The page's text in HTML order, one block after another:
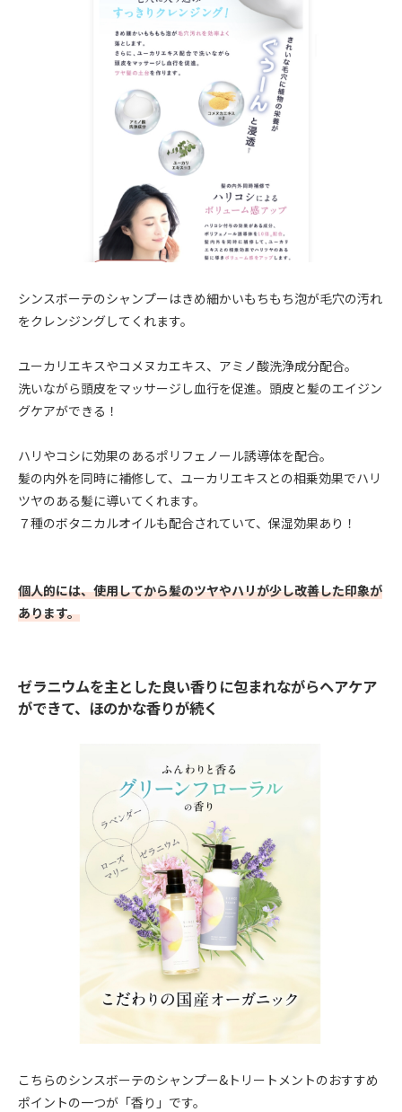
シンスボーテのシャンプーはきめ細かいもちもち泡が毛穴の汚れ
をクレンジングしてくれます。
ユーカリエキスやコメヌカエキス、アミノ酸洗浄成分配合。
洗いながら頭皮をマッサージし血行を促進。頭皮と髪のエイジン
グケアができる！
ハリやコシに効果のあるポリフェノール誘導体を配合。
髪の内外を同時に補修して、ユーカリエキスとの相乗効果でハリ
ツヤのある髪に導いてくれます。
７種のボタニカルオイルも配合されていて、保湿効果あり！
個人的には、使用してから髪のツヤやハリが少し改善した印象が
あります。
ゼラニウムを主とした良い香りに包まれながらヘアケア
ができて、ほのかな香りが続く
こちらのシンスボーテのシャンプー&トリートメントのおすすめ
ポイントの一つが「香り」です。